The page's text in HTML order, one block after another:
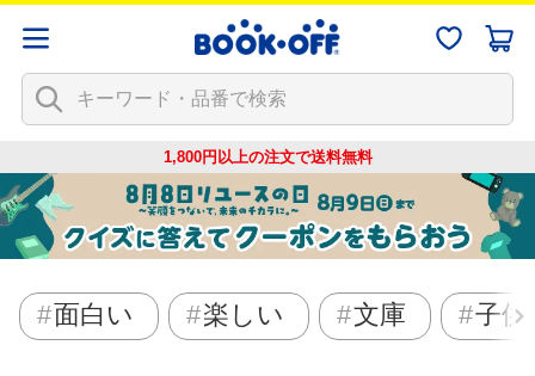
1,800円以上の注文で送料無料
面白い 楽しい 文庫 子供